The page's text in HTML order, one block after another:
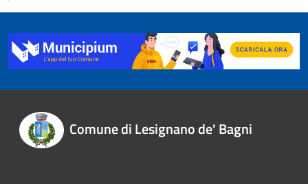
Comune di Lesignano de' Bagni